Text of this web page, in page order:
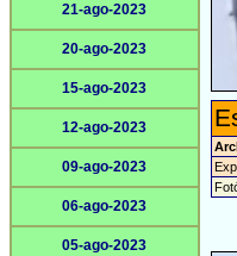
21-ago-2023
20-ago-2023
15-ago-2023
12-ago-2023
09-ago-2023
06-ago-2023
05-ago-2023